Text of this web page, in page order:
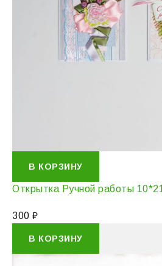
В КОРЗИНУ
Открытка Ручной работы 10*21
300 ₽
В КОРЗИНУ